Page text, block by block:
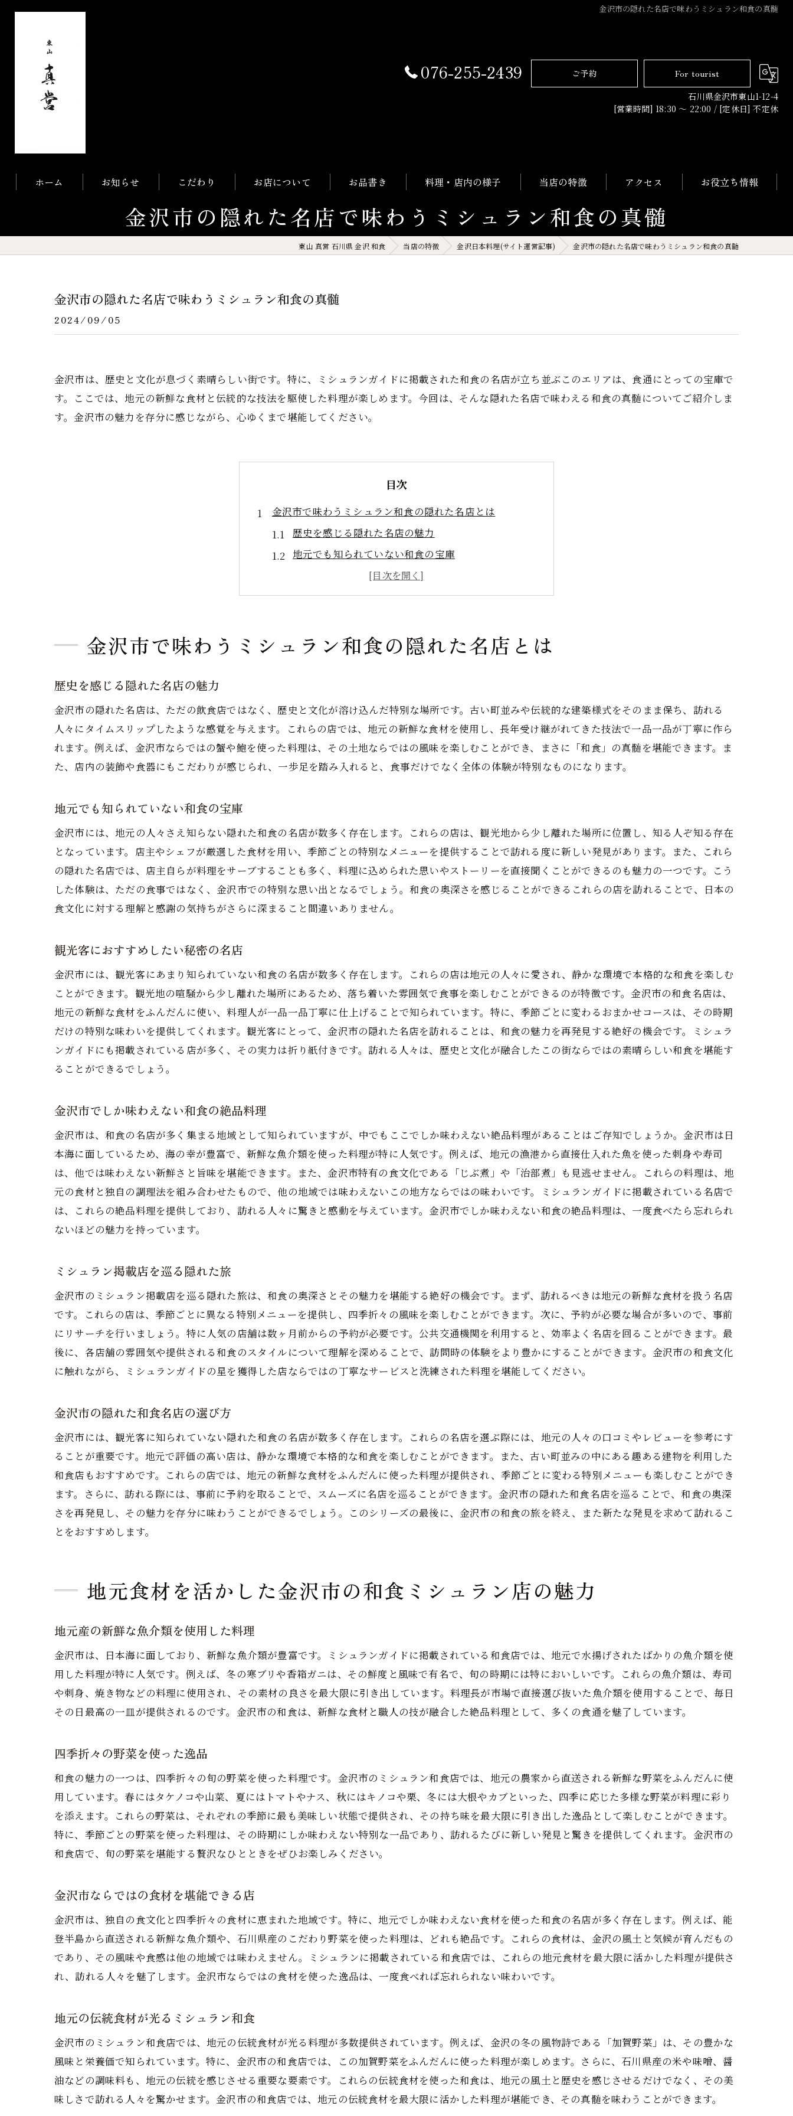
金沢市の隠れた名店で味わうミシュラン和食の真髄
076-255-2439 ご予約
For tourist
石川県金沢市東山1-12-4
[営業時間] 18:30 〜 22:00 / [定休日] 不定休
ホーム お知らせ こだわり お店について お品書き 料理・店内の様子 当店の特徴
日本料理
コース
海鮮
アクセス お役立ち情報
金沢市の隠れた名店で味わうミシュラン和食の真髄
東山 真営 石川県 金沢 和食 当店の特徴 金沢日本料理(サイト運営記事) 金沢市の隠れた名店で味わうミシュラン和食の真髄
金沢市の隠れた名店で味わうミシュラン和食の真髄
2024/09/05
金沢市は、歴史と文化が息づく素晴らしい街です。特に、ミシュランガイドに掲載された和食の名店が立ち並ぶこのエリアは、食通にとっての宝庫で
す。ここでは、地元の新鮮な食材と伝統的な技法を駆使した料理が楽しめます。今回は、そんな隠れた名店で味わえる和食の真髄についてご紹介しま
す。金沢市の魅力を存分に感じながら、心ゆくまで堪能してください。
目次
金沢市で味わうミシュラン和食の隠れた名店とは
歴史を感じる隠れた名店の魅力
地元でも知られていない和食の宝庫
観光客におすすめしたい秘密の名店
金沢市でしか味わえない和食の絶品料理
金沢市の隠れた和食名店の選び方
地元食材を活かした金沢市の和食ミシュラン店の魅力
四季折々の野菜を使った逸品
金沢市ならではの食材を堪能できる店
地元の伝統食材が光るミシュラン和食
地元農家と連携した食材選びのこだわり
金沢市の歴史と和食店の結びつき
伝統工芸とコラボした和食の魅力
歴史的建物で味わうミシュラン和食
文化財としての和食店の魅力
伝統行事と和食の関係性
予約必須の隠れた名店の楽しみ方
地元の人が通う穴場の名店
シェフの技が光る本格和食店
ミシュラン星付き店ならではのサービス
春の風物詩を味わう和食
夏限定の爽やかな和食メニュー
秋の味覚を楽しむミシュラン和食
冬の暖かい和食の魅力
季節ごとのおすすめメニュー
伝統技法を守る名店の魅力
現代に受け継がれる和食の技
金沢市の和食職人のこだわり
伝統と革新が融合する和食店
地元農家との連携で生まれる味
新鮮食材を活かす和食の技
地元食材にこだわるミシュラン店
金沢市の旬の食材を楽しむ方法
歴史的名所と和食店を巡る旅
金沢市の文化体験と和食の楽しみ方
名所旧跡と隠れた名店を巡るコース
金沢市で味わうミシュラン和食の隠れた名店とは
歴史を感じる隠れた名店の魅力
金沢市の隠れた名店は、ただの飲食店ではなく、歴史と文化が溶け込んだ特別な場所です。古い町並みや伝統的な建築様式をそのまま保ち、訪れる
人々にタイムスリップしたような感覚を与えます。これらの店では、地元の新鮮な食材を使用し、長年受け継がれてきた技法で一品一品が丁寧に作ら
れます。例えば、金沢市ならではの蟹や鮑を使った料理は、その土地ならではの風味を楽しむことができ、まさに「和食」の真髄を堪能できます。ま
た、店内の装飾や食器にもこだわりが感じられ、一歩足を踏み入れると、食事だけでなく全体の体験が特別なものになります。
地元でも知られていない和食の宝庫
金沢市には、地元の人々さえ知らない隠れた和食の名店が数多く存在します。これらの店は、観光地から少し離れた場所に位置し、知る人ぞ知る存在
となっています。店主やシェフが厳選した食材を用い、季節ごとの特別なメニューを提供することで訪れる度に新しい発見があります。また、これら
の隠れた名店では、店主自らが料理をサーブすることも多く、料理に込められた思いやストーリーを直接聞くことができるのも魅力の一つです。こう
した体験は、ただの食事ではなく、金沢市での特別な思い出となるでしょう。和食の奥深さを感じることができるこれらの店を訪れることで、日本の
食文化に対する理解と感謝の気持ちがさらに深まること間違いありません。
観光客におすすめしたい秘密の名店
金沢市には、観光客にあまり知られていない和食の名店が数多く存在します。これらの店は地元の人々に愛され、静かな環境で本格的な和食を楽しむ
ことができます。観光地の喧騒から少し離れた場所にあるため、落ち着いた雰囲気で食事を楽しむことができるのが特徴です。金沢市の和食名店は、
地元の新鮮な食材をふんだんに使い、料理人が一品一品丁寧に仕上げることで知られています。特に、季節ごとに変わるおまかせコースは、その時期
だけの特別な味わいを提供してくれます。観光客にとって、金沢市の隠れた名店を訪れることは、和食の魅力を再発見する絶好の機会です。ミシュラ
ンガイドにも掲載されている店が多く、その実力は折り紙付きです。訪れる人々は、歴史と文化が融合したこの街ならではの素晴らしい和食を堪能す
ることができるでしょう。
金沢市でしか味わえない和食の絶品料理
金沢市は、和食の名店が多く集まる地域として知られていますが、中でもここでしか味わえない絶品料理があることはご存知でしょうか。金沢市は日
本海に面しているため、海の幸が豊富で、新鮮な魚介類を使った料理が特に人気です。例えば、地元の漁港から直接仕入れた魚を使った刺身や寿司
は、他では味わえない新鮮さと旨味を堪能できます。また、金沢市特有の食文化である「じぶ煮」や「治部煮」も見逃せません。これらの料理は、地
元の食材と独自の調理法を組み合わせたもので、他の地域では味わえないこの地方ならではの味わいです。ミシュランガイドに掲載されている名店で
は、これらの絶品料理を提供しており、訪れる人々に驚きと感動を与えています。金沢市でしか味わえない和食の絶品料理は、一度食べたら忘れられ
ないほどの魅力を持っています。
ミシュラン掲載店を巡る隠れた旅
金沢市のミシュラン掲載店を巡る隠れた旅は、和食の奥深さとその魅力を堪能する絶好の機会です。まず、訪れるべきは地元の新鮮な食材を扱う名店
です。これらの店は、季節ごとに異なる特別メニューを提供し、四季折々の風味を楽しむことができます。次に、予約が必要な場合が多いので、事前
にリサーチを行いましょう。特に人気の店舗は数ヶ月前からの予約が必要です。公共交通機関を利用すると、効率よく名店を回ることができます。最
後に、各店舗の雰囲気や提供される和食のスタイルについて理解を深めることで、訪問時の体験をより豊かにすることができます。金沢市の和食文化
に触れながら、ミシュランガイドの星を獲得した店ならではの丁寧なサービスと洗練された料理を堪能してください。
金沢市の隠れた和食名店の選び方
金沢市には、観光客に知られていない隠れた和食の名店が数多く存在します。これらの名店を選ぶ際には、地元の人々の口コミやレビューを参考にす
ることが重要です。地元で評価の高い店は、静かな環境で本格的な和食を楽しむことができます。また、古い町並みの中にある趣ある建物を利用した
和食店もおすすめです。これらの店では、地元の新鮮な食材をふんだんに使った料理が提供され、季節ごとに変わる特別メニューも楽しむことができ
ます。さらに、訪れる際には、事前に予約を取ることで、スムーズに名店を巡ることができます。金沢市の隠れた和食名店を巡ることで、和食の奥深
さを再発見し、その魅力を存分に味わうことができるでしょう。このシリーズの最後に、金沢市の和食の旅を終え、また新たな発見を求めて訪れるこ
とをおすすめします。
地元食材を活かした金沢市の和食ミシュラン店の魅力
地元産の新鮮な魚介類を使用した料理
金沢市は、日本海に面しており、新鮮な魚介類が豊富です。ミシュランガイドに掲載されている和食店では、地元で水揚げされたばかりの魚介類を使
用した料理が特に人気です。例えば、冬の寒ブリや香箱ガニは、その鮮度と風味で有名で、旬の時期には特においしいです。これらの魚介類は、寿司
や刺身、焼き物などの料理に使用され、その素材の良さを最大限に引き出しています。料理長が市場で直接選び抜いた魚介類を使用することで、毎日
その日最高の一皿が提供されるのです。金沢市の和食は、新鮮な食材と職人の技が融合した絶品料理として、多くの食通を魅了しています。
四季折々の野菜を使った逸品
和食の魅力の一つは、四季折々の旬の野菜を使った料理です。金沢市のミシュラン和食店では、地元の農家から直送される新鮮な野菜をふんだんに使
用しています。春にはタケノコや山菜、夏にはトマトやナス、秋にはキノコや栗、冬には大根やカブといった、四季に応じた多様な野菜が料理に彩り
を添えます。これらの野菜は、それぞれの季節に最も美味しい状態で提供され、その持ち味を最大限に引き出した逸品として楽しむことができます。
特に、季節ごとの野菜を使った料理は、その時期にしか味わえない特別な一品であり、訪れるたびに新しい発見と驚きを提供してくれます。金沢市の
和食店で、旬の野菜を堪能する贅沢なひとときをぜひお楽しみください。
金沢市ならではの食材を堪能できる店
金沢市は、独自の食文化と四季折々の食材に恵まれた地域です。特に、地元でしか味わえない食材を使った和食の名店が多く存在します。例えば、能
登半島から直送される新鮮な魚介類や、石川県産のこだわり野菜を使った料理は、どれも絶品です。これらの食材は、金沢の風土と気候が育んだもの
であり、その風味や食感は他の地域では味わえません。ミシュランに掲載されている和食店では、これらの地元食材を最大限に活かした料理が提供さ
れ、訪れる人々を魅了します。金沢市ならではの食材を使った逸品は、一度食べれば忘れられない味わいです。
地元の伝統食材が光るミシュラン和食
金沢市のミシュラン和食店では、地元の伝統食材が光る料理が多数提供されています。例えば、金沢の冬の風物詩である「加賀野菜」は、その豊かな
風味と栄養価で知られています。特に、金沢市の和食店では、この加賀野菜をふんだんに使った料理が楽しめます。さらに、石川県産の米や味噌、醤
油などの調味料も、地元の伝統を感じさせる重要な要素です。これらの伝統食材を使った和食は、地元の風土と歴史を感じさせるだけでなく、その美
味しさで訪れる人々を驚かせます。金沢市の和食店では、地元の伝統食材を最大限に活かした料理が堪能でき、その真髄を味わうことができます。